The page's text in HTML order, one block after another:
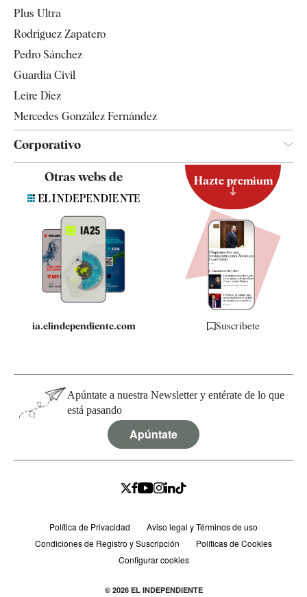
Televisión
Plus Ultra
Rodríguez Zapatero
Pedro Sánchez
Guardia Civil
Leire Díez
Mercedes González Fernández
Corporativo
Quiénes somos
Especificaciones
Otras webs de
ia.elindependiente.com
Hazte premium
Suscríbete
Apúntate a nuestra Newsletter y entérate de lo que
está pasando
Apúntate
Política de Privacidad
Aviso legal y Términos de uso
Condiciones de Registro y Suscripción
Políticas de Cookies
Configurar cookies
© 2026 EL INDEPENDIENTE